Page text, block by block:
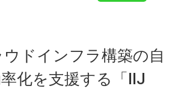
ドインフラ構築の自
化を支援する「IIJ